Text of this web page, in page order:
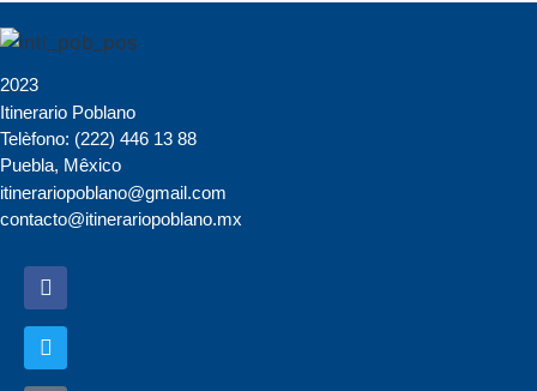
2023
Itinerario Poblano
Telèfono: (222) 446 13 88
Puebla, Mêxico
itinerariopoblano@gmail.com
contacto@itinerariopoblano.mx